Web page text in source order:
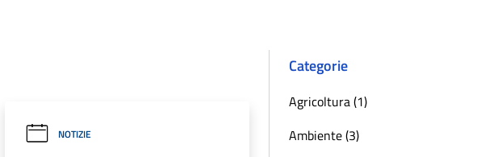
NOTIZIE
Categorie
Agricoltura (1)
Ambiente (3)